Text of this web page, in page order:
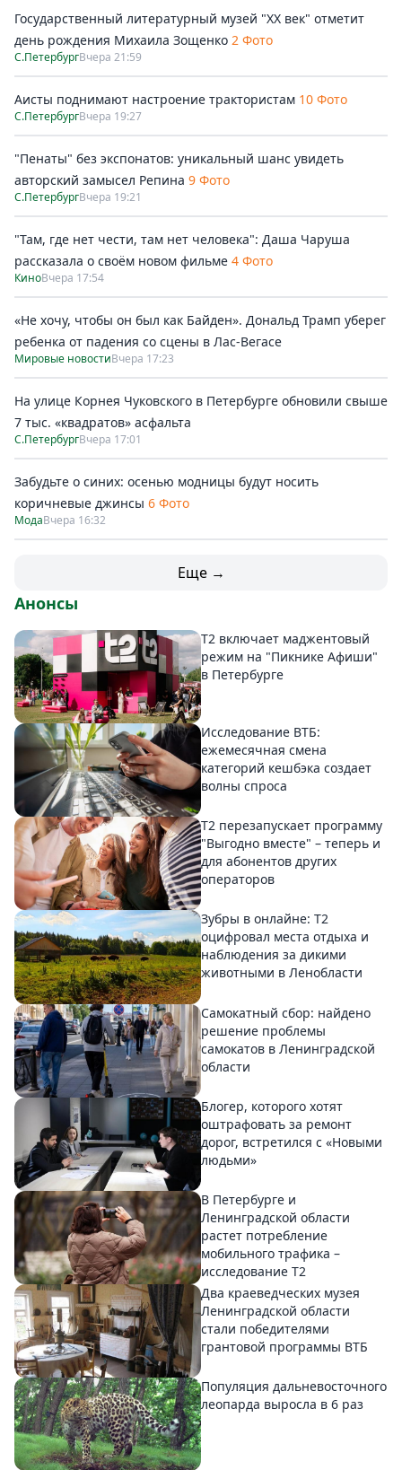
Государственный литературный музей "ХХ век" отметит
день рождения Михаила Зощенко 2 Фото
С.ПетербургВчера 21:59
Аисты поднимают настроение трактористам 10 Фото
С.ПетербургВчера 19:27
"Пенаты" без экспонатов: уникальный шанс увидеть
авторский замысел Репина 9 Фото
С.ПетербургВчера 19:21
"Там, где нет чести, там нет человека": Даша Чаруша
рассказала о своём новом фильме 4 Фото
КиноВчера 17:54
«Не хочу, чтобы он был как Байден». Дональд Трамп уберег
ребенка от падения со сцены в Лас-Вегасе
Мировые новостиВчера 17:23
На улице Корнея Чуковского в Петербурге обновили свыше
7 тыс. «квадратов» асфальта
С.ПетербургВчера 17:01
Забудьте о синих: осенью модницы будут носить
коричневые джинсы 6 Фото
МодаВчера 16:32
Еще →
Анонсы
Т2 включает маджентовый
режим на "Пикнике Афиши"
в Петербурге
Исследование ВТБ:
ежемесячная смена
категорий кешбэка создает
волны спроса
Т2 перезапускает программу
"Выгодно вместе" – теперь и
для абонентов других
операторов
Зубры в онлайне: Т2
оцифровал места отдыха и
наблюдения за дикими
животными в Ленобласти
Самокатный сбор: найдено
решение проблемы
самокатов в Ленинградской
области
Блогер, которого хотят
оштрафовать за ремонт
дорог, встретился с «Новыми
людьми»
В Петербурге и
Ленинградской области
растет потребление
мобильного трафика –
исследование T2
Два краеведческих музея
Ленинградской области
стали победителями
грантовой программы ВТБ
Популяция дальневосточного
леопарда выросла в 6 раз